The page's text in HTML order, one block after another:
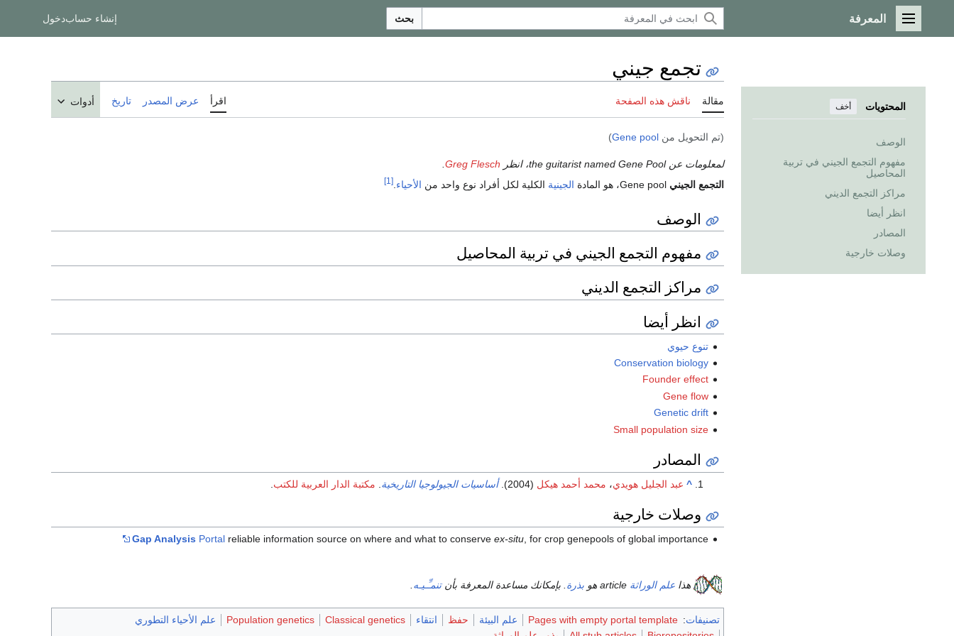
القائمة الرئيسية
المعرفة بحث إنشاء حسابدخول
المحتويات أخف
الوصف
مفهوم التجمع الجيني في تربية
المحاصيل
مراكز التجمع الديني
انظر أيضا
المصادر
وصلات خارجية
تجمع جيني
مقالة ناقش هذه الصفحة اقرأ عرض المصدر تاريخ أدوات
(تم التحويل من Gene pool
)
لمعلومات عن the guitarist named Gene Pool، انظر Greg Flesch
التجمع الجيني
الجينية الكلية لكل أفراد نوع واحد من الأحياء [1]
الوصف
مفهوم التجمع الجيني في تربية المحاصيل
مراكز التجمع الديني
انظر أيضا
تنوع حيوي
Conservation biology
Founder effect
Gene flow
Genetic drift
Small population size
المصادر
^ عبد الجليل هويدي، محمد أحمد هيكل (2004). أساسيات الجيولوجيا التاريخية مكتبة الدار العربية للكتب
وصلات خارجية
Gap Analysis Portalreliable information source on where and what to conserve ex-situ, for crop genepools of global importance
هذا علم الوراثة بذرة . بإمكانك مساعدة المعرفة بأنتنمـِّـيـه
تصنيفات:
Pages with empty portal template علم البيئة حفظ انتقاء Classical genetics
Population genetics
علم الأحياء التطوري